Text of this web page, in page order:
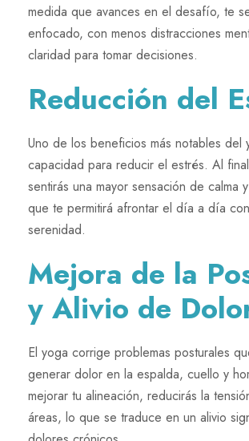
medida que avances en el desafío, te
enfocado, con menos distracciones
claridad para tomar decisiones.
Reducción del
Uno de los beneficios más notables del
capacidad para reducir el estrés. Al
sentirás una mayor sensación de calma
que te permitirá afrontar el día a día
serenidad.
Mejora de la
y Alivio de
El yoga corrige problemas posturales
generar dolor en la espalda, cuello y
mejorar tu alineación, reducirás la
áreas, lo que se traduce en un alivio